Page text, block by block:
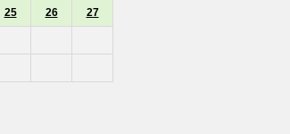
25 26 27